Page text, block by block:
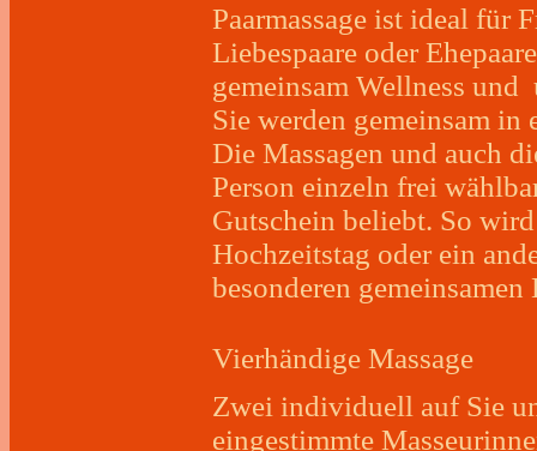
Paarmassage ist ideal für
Liebespaare oder
gemeinsam Wellness
Sie werden gemeinsam in
Die Massagen und auch
Person einzeln frei
Gutschein beliebt. So
Hochzeitstag oder ein
besonderen gemeinsamen
Vierhändige Massage
Zwei individuell auf Sie
eingestimmte